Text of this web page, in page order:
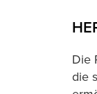
Die
die